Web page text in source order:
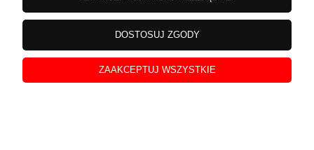
DOSTOSUJ ZGODY
ZAAKCEPTUJ WSZYSTKIE